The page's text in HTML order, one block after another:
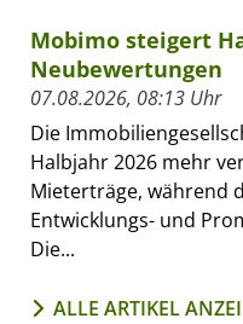
Mobimo steigert
Neubewertungen
07.08.2026, 08:13 Uhr
Die
Halbjahr 2026 mehr
Mieterträge, während
Entwicklungs- und
Die...
ALLE ARTIKEL